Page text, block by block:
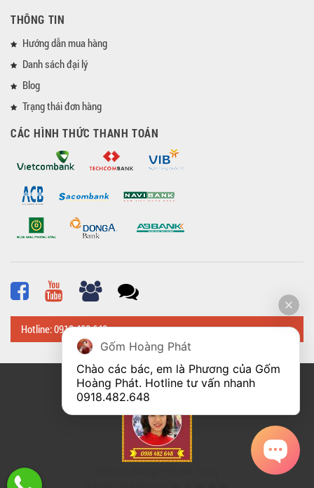
THÔNG TIN
Hướng dẫn mua hàng
Danh sách đại lý
Blog
Trạng thái đơn hàng
CÁC HÌNH THỨC THANH TOÁN
Hotline: 0918 482 648
© Bản quyền thuộc vềHoangphatbattrang.vn
Gốm Hoàng Phát
Chào các bác, em là Phương của Gốm
0918.482.648